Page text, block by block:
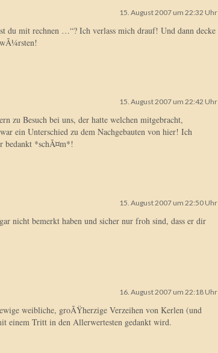
15. August 2007 um 22:32 Uhr
du mit rechnen …“? Ich verlass mich drauf! Und dann decke
15. August 2007 um 22:42 Uhr
zu Besuch bei uns, der hatte welchen mitgebracht,
ein Unterschied zu dem Nachgebauten von hier! Ich
bedankt *schÃ¤m*!
15. August 2007 um 22:50 Uhr
nicht bemerkt haben und sicher nur froh sind, dass er dir
16. August 2007 um 22:18 Uhr
weibliche, groÃŸherzige Verzeihen von Kerlen (und
einem Tritt in den Allerwertesten gedankt wird.